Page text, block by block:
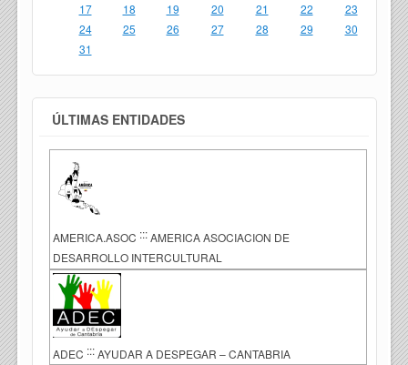
17
18 19 20 21 22
23
24
25 26 27 28 29
30
31
ÚLTIMAS ENTIDADES
AMERICA.ASOC ::: AMERICA ASOCIACION DE
DESARROLLO INTERCULTURAL
ADEC ::: AYUDAR A DESPEGAR – CANTABRIA